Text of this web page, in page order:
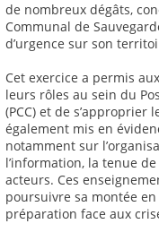
de nombreux dégâts,
Communal de
d’urgence sur son
Cet exercice a permis
leurs rôles au sein du
(PCC) et de s’approprier
également mis en
notamment sur
l’information, la tenue
acteurs. Ces
poursuivre sa montée
préparation face aux